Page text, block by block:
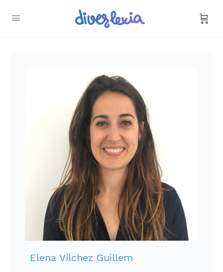
Elena Vílchez Guillem